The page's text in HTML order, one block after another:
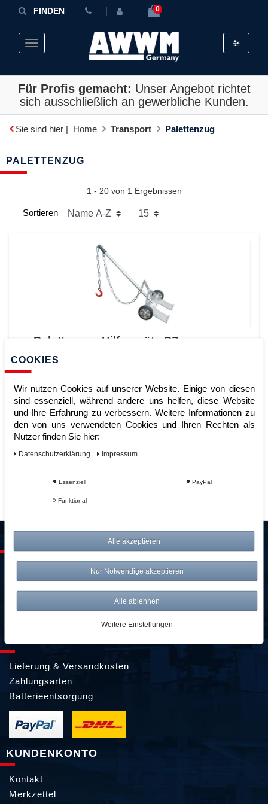
FINDEN 0
Toggle navigation Toggle
Für Profis gemacht: Unser Angebot richtet
sich ausschließlich an gewerbliche Kunden.
Sie sind hier | Home Transport Palettenzug
PALETTENZUG
1 - 20 von 1 Ergebnissen
Sortieren
Palettenzug Hilfsgeräte PZ
feuerverzinkt Stapler Anbaugerät
Artikelnummer:
Hersteller: Bauer
*zzgl. ges. MwSt. zzgl.Versandkosten
SERVICE & KONTAKT
kontakt@awwm-germany.de
Lieferung & Versandkosten
Zahlungsarten
Batterieentsorgung
KUNDENKONTO
Kontakt
Merkzettel
COOKIES
Wir nutzen Cookies auf unserer Website. Einige von diesen
sind essenziell, während andere uns helfen, diese Website
und Ihre Erfahrung zu verbessern. Weitere Informationen zu
den von uns verwendeten Cookies und Ihren Rechten als
Nutzer finden Sie hier:
Daten­schutz­erklärung Impressum
Essenziell PayPal
Funktional
Alle akzeptieren
Nur Notwendige akzeptieren
Alle ablehnen
Weitere Einstellungen